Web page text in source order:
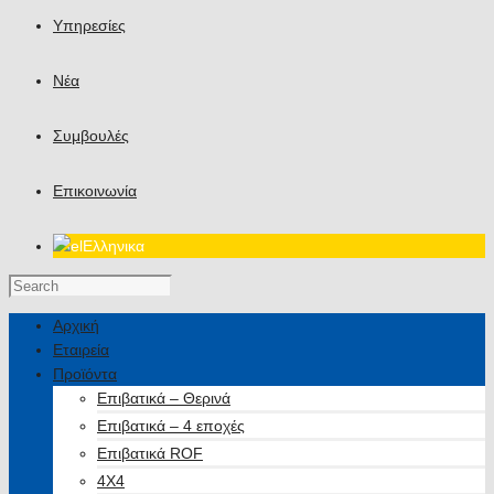
Υπηρεσίες
Νέα
Συμβουλές
Επικοινωνία
Ελληνικα
Αρχική
Εταιρεία
Προϊόντα
Επιβατικά – Θερινά
Επιβατικά – 4 εποχές
Επιβατικά ROF
4X4